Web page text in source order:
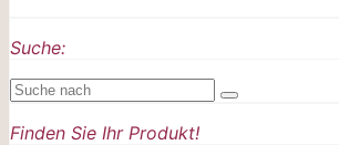
Suche:
Finden Sie Ihr Produkt!